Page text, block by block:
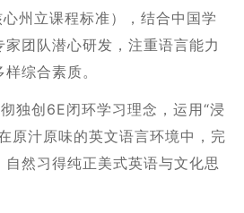
州立课程标准），结合中国学
团队潜心研发，注重语言能力
综合素质。
独创6E闭环学习理念，运用“浸
原汁原味的英文语言环境中，完
然习得纯正美式英语与文化思